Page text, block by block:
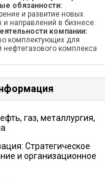
обязанности:
и развитие новых
и направлений в бизнесе.
компании:
комплектующих для
нефтегазового комплекса
газ, металлургия,
Стратегическое
и организационное